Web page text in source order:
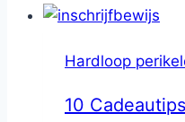
Hardloop
10